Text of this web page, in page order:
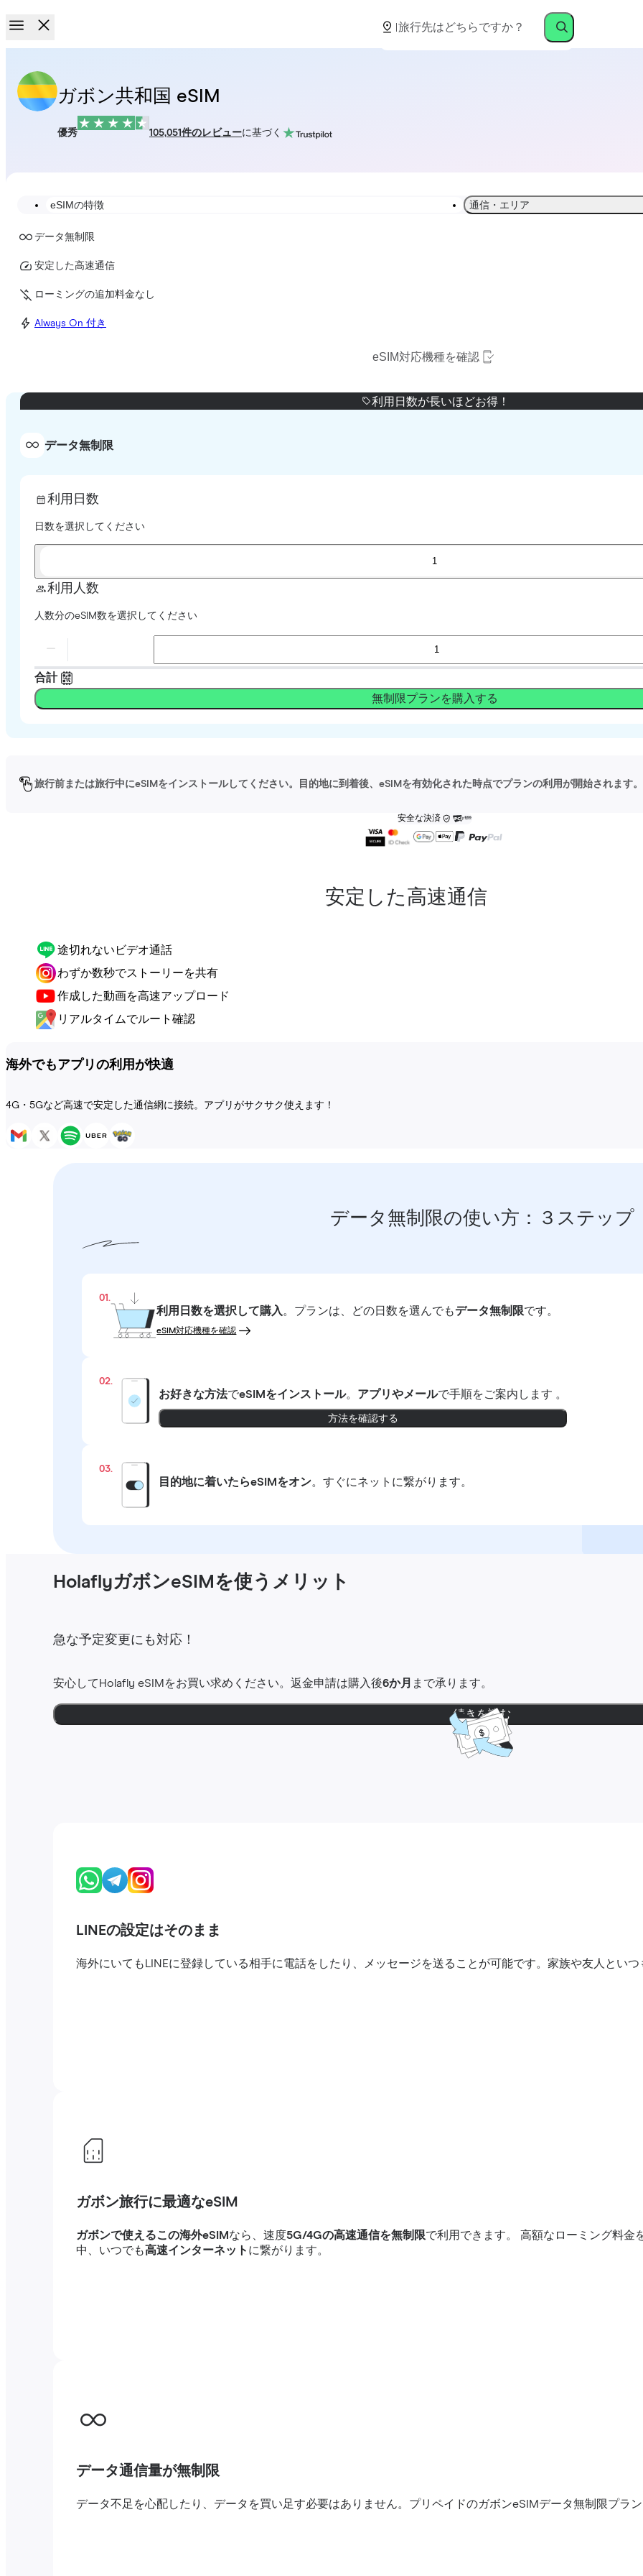
ガボン共和国 eSIM
優秀 105,051件のレビューに基づく
eSIMの特徴 通信・エリア
データ無制限
安定した高速通信
ローミングの追加料金なし
Always On 付き
eSIM対応機種を確認
利用日数が長いほどお得！
データ無制限
利用日数
日数を選択してください
1
利用人数
人数分のeSIM数を選択してください
合計
無制限プランを購入する
旅行前または旅行中にeSIMをインストールしてください。目的地に到着後、eSIMを有効化された時点でプランの利用が開始されます。
安全な決済
安定した高速通信
途切れないビデオ通話
わずか数秒でストーリーを共有
作成した動画を高速アップロード
リアルタイムでルート確認
海外でもアプリの利用が快適
4G・5Gなど高速で安定した通信網に接続。アプリがサクサク使えます！
データ無制限の使い方：３ステップ
01.
利用日数を選択して購入 。プランは、どの日数を選んでもデータ無制限です。
eSIM対応機種を確認
02.
お好きな方法でeSIMをインストール。 アプリやメールで手順をご案内します 。
方法を確認する
03.
目的地に着いたらeSIMをオン。すぐにネットに繋がります。
HolaflyガボンeSIMを使うメリット
急な予定変更にも対応！
安心してHolafly eSIMをお買い求めください。返金申請は購入後6か月 まで承ります。
続きを読む
LINEの設定はそのまま
海外にいてもLINEに登録している相手に電話をしたり、メッセージを送ることが可能です。家族や友人といつ
ガボン旅行に最適なeSIM
ガボンで使えるこの海外eSIM なら、速度5G/4Gの高速通信を無制限で利用できます。 高額なローミング料金
中、いつでも高速インターネット に繋がります。
データ通信量が無制限
データ不足を心配したり、データを買い足す必要はありません。プリペイドのガボンeSIMデータ無制限プラ